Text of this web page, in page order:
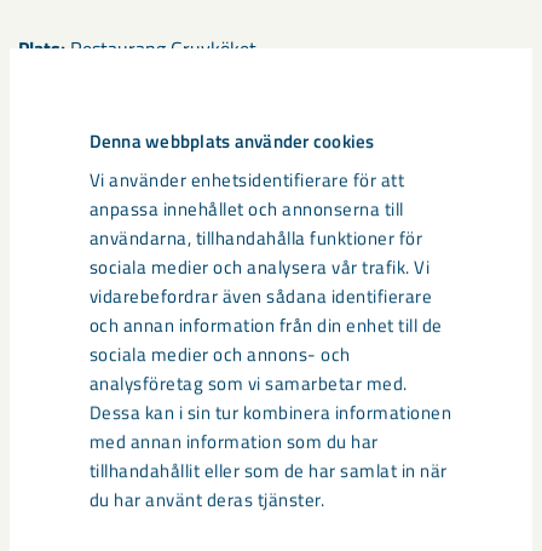
Denna webbplats använder cookies
Vi använder enhetsidentifierare för att
anpassa innehållet och annonserna till
användarna, tillhandahålla funktioner för
sociala medier och analysera vår trafik. Vi
vidarebefordrar även sådana identifierare
och annan information från din enhet till de
sociala medier och annons- och
analysföretag som vi samarbetar med.
Dessa kan i sin tur kombinera informationen
med annan information som du har
tillhandahållit eller som de har samlat in när
du har använt deras tjänster.
Plats: Restaurang Gruvköket
Vi bjuder på fika och diskuterar ovanstående punkter mer
ingående. Det är ett utmärkt tillfälle för er att ställa frågor
och få mer information om vad som händer hos oss på LKAB.
Vi ser fram emot att träffa er!
Taggar